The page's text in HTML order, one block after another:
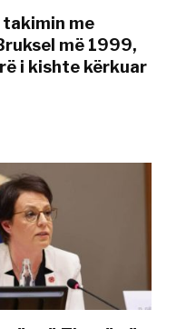
takimin me
më 1999,
i kishte kërkuar